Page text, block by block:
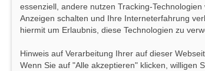
essenziell, andere nutzen Tracking-
Anzeigen schalten und Ihre Interneterfahrung
hiermit um Erlaubnis, diese Technologien zu
Hinweis auf Verarbeitung Ihrer auf dieser
Wenn Sie auf "Alle akzeptieren" klicken, willigen